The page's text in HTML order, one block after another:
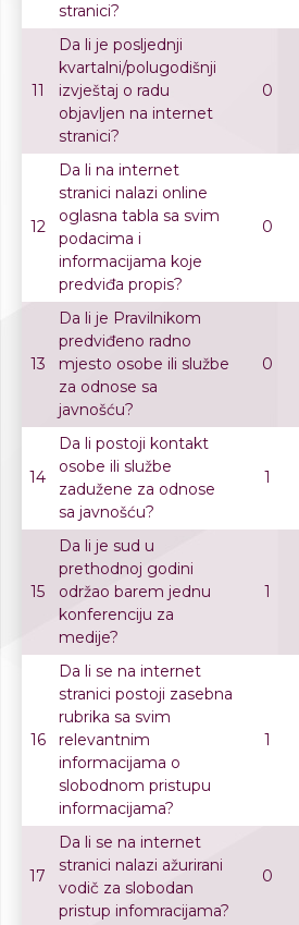
stranici?
11
Da li je posljednji
kvartalni/polugodišnji
izvještaj o radu
objavljen na internet
stranici?
0
12
Da li na internet
stranici nalazi online
oglasna tabla sa svim
podacima i
informacijama koje
predviđa propis?
0
13
Da li je Pravilnikom
predviđeno radno
mjesto osobe ili službe
za odnose sa
javnošću?
0
14
Da li postoji kontakt
osobe ili službe
zadužene za odnose
sa javnošću?
1
15
Da li je sud u
prethodnoj godini
održao barem jednu
konferenciju za
medije?
1
16
Da li se na internet
stranici postoji zasebna
rubrika sa svim
relevantnim
informacijama o
slobodnom pristupu
informacijama?
1
17
Da li se na internet
stranici nalazi ažurirani
vodič za slobodan
pristup infomracijama?
0